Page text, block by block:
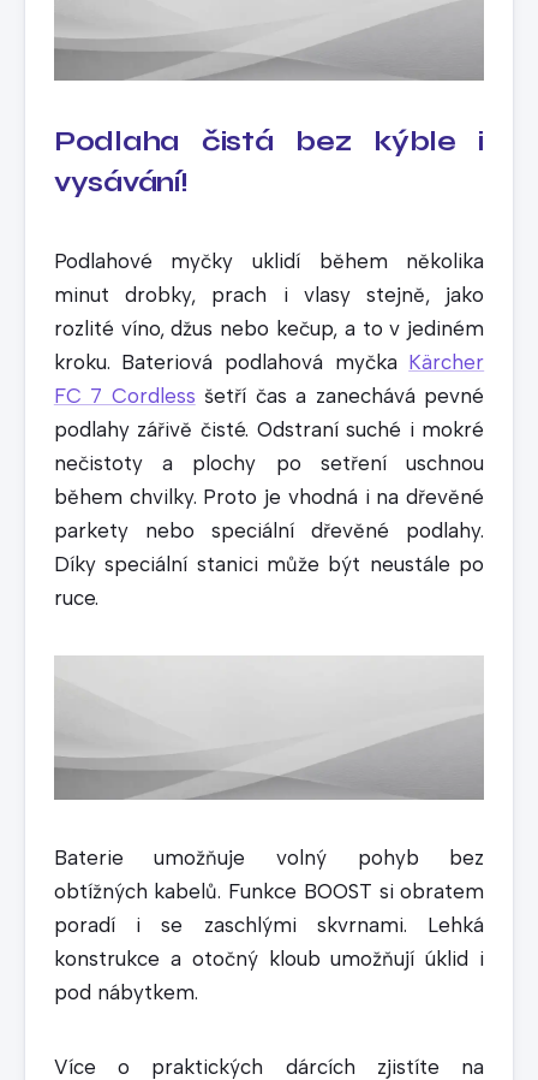
Podlaha čistá bez kýble i
vysávání!
Podlahové myčky uklidí během několika
minut drobky, prach i vlasy stejně, jako
rozlité víno, džus nebo kečup, a to v jediném
kroku. Bateriová podlahová myčka Kärcher
FC 7 Cordless šetří čas a zanechává pevné
podlahy zářivě čisté. Odstraní suché i mokré
nečistoty a plochy po setření uschnou
během chvilky. Proto je vhodná i na dřevěné
parkety nebo speciální dřevěné podlahy.
Díky speciální stanici může být neustále po
ruce.
Baterie umožňuje volný pohyb bez
obtížných kabelů. Funkce BOOST si obratem
poradí i se zaschlými skvrnami. Lehká
konstrukce a otočný kloub umožňují úklid i
pod nábytkem.
Více o praktických dárcích zjistíte na